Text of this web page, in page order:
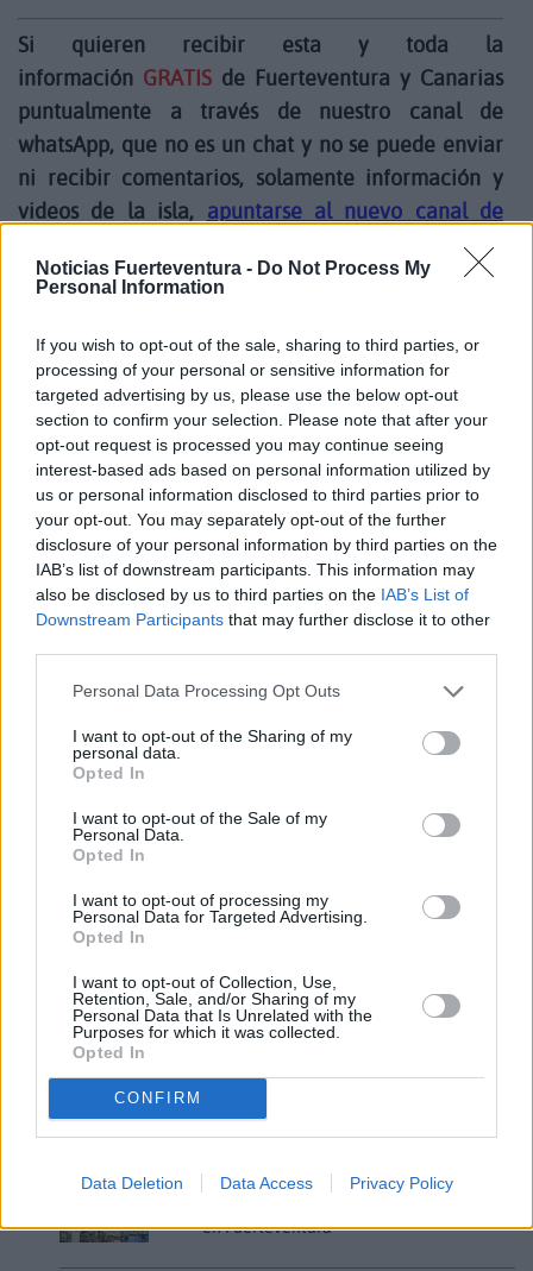
Noticias Fuerteventura - Do Not Process My
Personal Information
If you wish to opt-out of the sale, sharing to third parties, or
processing of your personal or sensitive information for
targeted advertising by us, please use the below opt-out
section to confirm your selection. Please note that after your
opt-out request is processed you may continue seeing
interest-based ads based on personal information utilized by
us or personal information disclosed to third parties prior to
your opt-out. You may separately opt-out of the further
disclosure of your personal information by third parties on the
IAB’s list of downstream participants. This information may
also be disclosed by us to third parties on the IAB’s List of
Downstream Participants that may further disclose it to other
Personal Data Processing Opt Outs
I want to opt-out of the Sharing of my
personal data.
Opted In
I want to opt-out of the Sale of my
Personal Data.
Opted In
I want to opt-out of processing my
Personal Data for Targeted Advertising.
Opted In
I want to opt-out of Collection, Use,
Retention, Sale, and/or Sharing of my
Personal Data that Is Unrelated with the
Purposes for which it was collected.
Opted In
CONFIRM
Data Deletion Data Access Privacy Policy
Si quieren recibir esta y toda la
información GRATIS de Fuerteventura y Canarias
puntualmente a través de nuestro canal de
whatsApp, que no es un chat y no se puede enviar
ni recibir comentarios, solamente información y
videos de la isla, apuntarse al nuevo canal de
los años 2019 y 2020 cuando patroneaba a uno de
los equipos con mayor solera mundial.
El alemán disfruta de estos días en la isla, previo a
una campaña electoral que se abre complicada en
el Real Madrid, a la vez que su agente niega que
vaya a entrenar a ningún equipo. Hoy día es jefe de
la división de futbol de Red Bull
Comentarios (1)
LO MÁS LEÍDO
golpe de calor en Fuerteventura
¿EN QUÉ MOMENTO DEJAMOS DE SER
HUMANOS?. Por Maite de Vera Cabrera
Fuerteventura Santiago de Compostela
por 30 euros por trayecto
Vuelca una hormigonera en Lajares
en Fuerteventura